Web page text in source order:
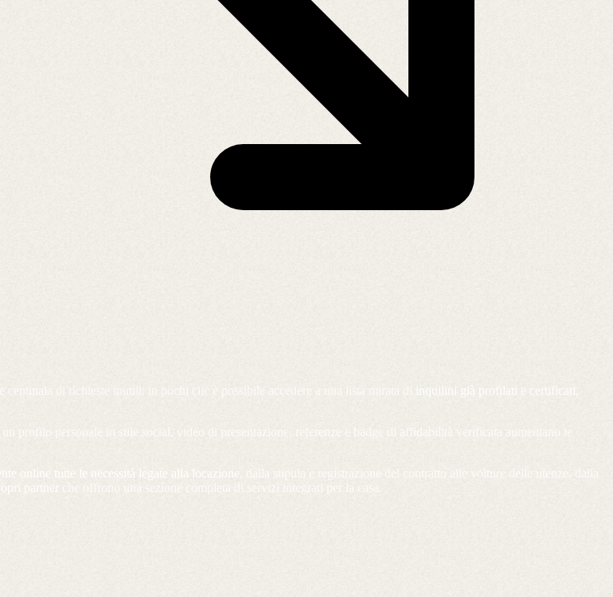
centinaia di richieste inutili: in pochi clic è possibile accedere a una lista mirata di inquilini già profilati e certificati
profilo personale in stile social, video di presentazione, referenze e badge di affidabilità verificata aumentano le
online tutte le necessità legate alla locazione , dalla stipula e registrazione del contratto alle volture delle utenze, dalla
partner che offrono una sezione completa di servizi integrati per la casa.